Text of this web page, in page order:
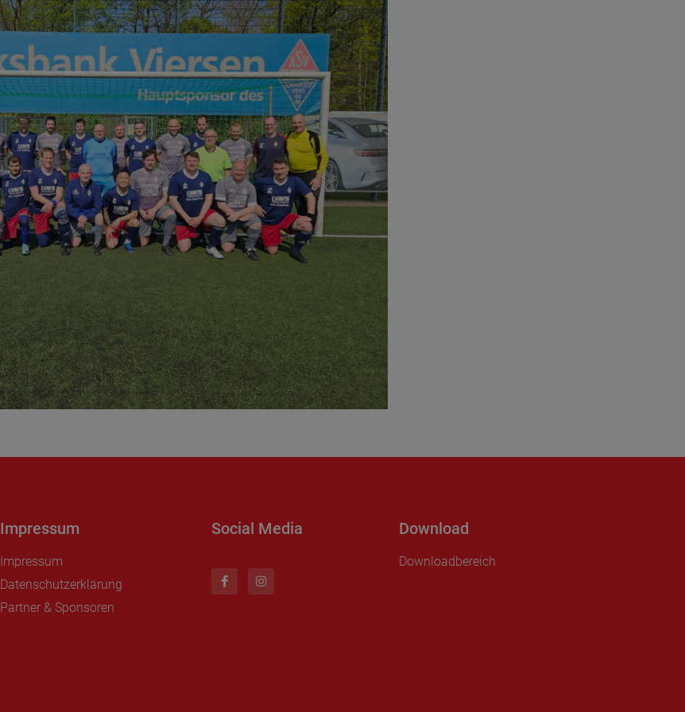
Impressum
Impressum
Datenschutzerklärung
Partner & Sponsoren
Social Media Download
Downloadbereich